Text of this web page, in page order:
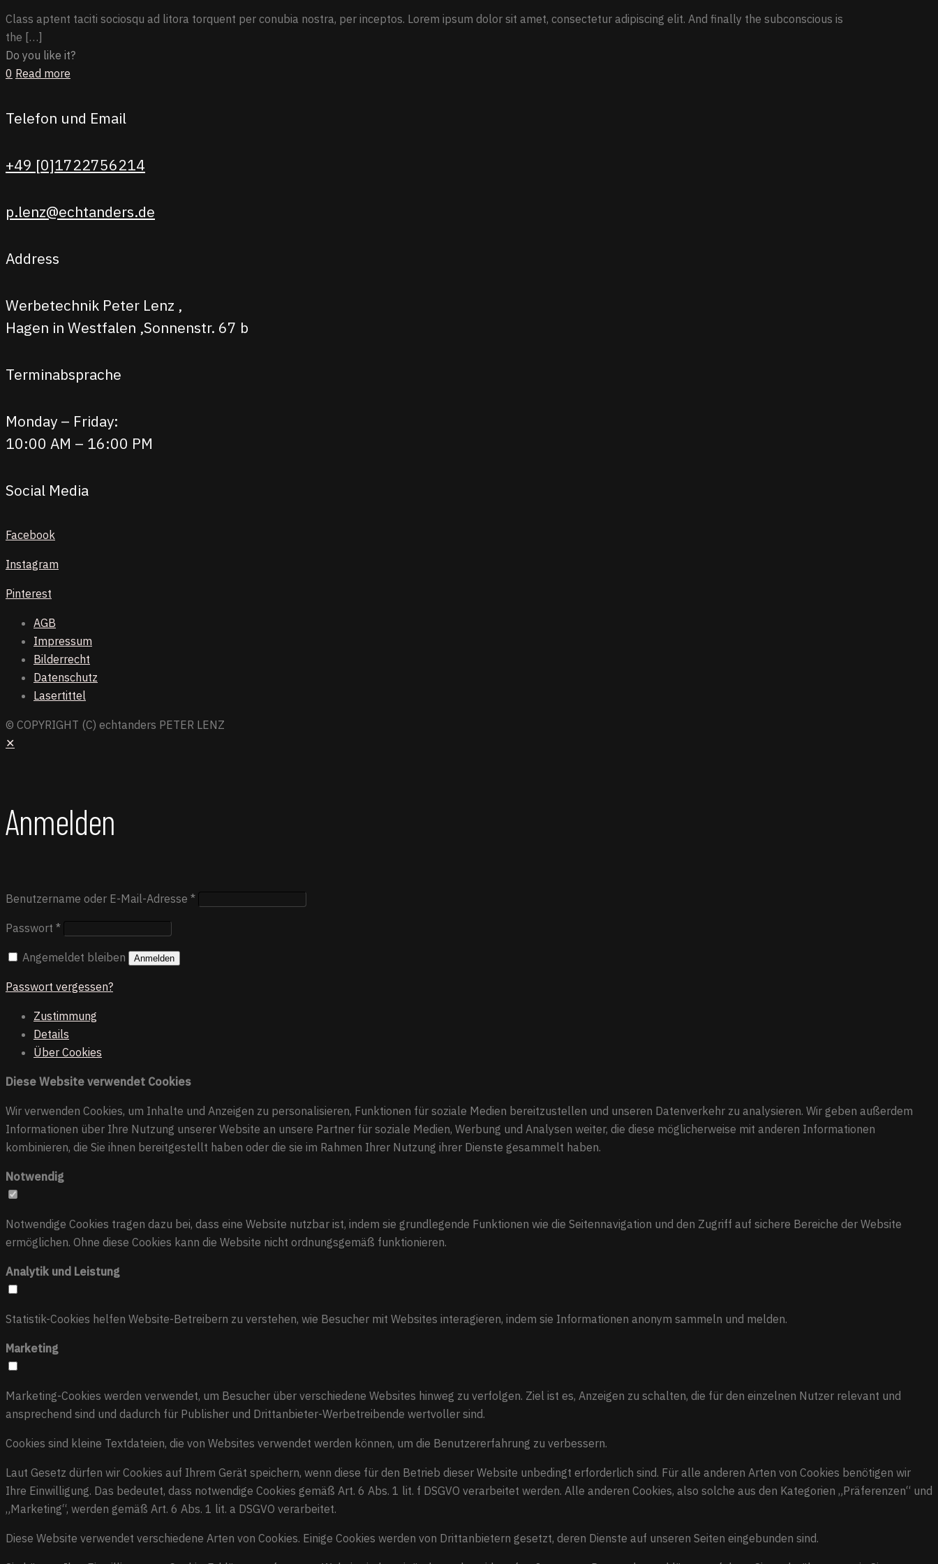
Class aptent taciti sociosqu ad litora torquent per conubia nostra, per inceptos. Lorem ipsum dolor sit amet, consectetur adipiscing elit. And finally the subconscious is
the […]
Do you like it?
0 Read more
Telefon und Email
+49 [0]1722756214
p.lenz@echtanders.de
Address
Werbetechnik Peter Lenz ,
Hagen in Westfalen ,Sonnenstr. 67 b
Terminabsprache
Monday – Friday:
10:00 AM – 16:00 PM
Social Media
Facebook
Instagram
Pinterest
AGB
Impressum
Bilderrecht
Datenschutz
Lasertittel
© COPYRIGHT (C) echtanders PETER LENZ
✕
Anmelden
Benutzername oder E-Mail-Adresse *
Passwort *
Angemeldet bleiben Anmelden
Passwort vergessen?
Zustimmung
Details
Über Cookies
Diese Website verwendet Cookies
Wir verwenden Cookies, um Inhalte und Anzeigen zu personalisieren, Funktionen für soziale Medien bereitzustellen und unseren Datenverkehr zu analysieren. Wir geben außerdem
Informationen über Ihre Nutzung unserer Website an unsere Partner für soziale Medien, Werbung und Analysen weiter, die diese möglicherweise mit anderen Informationen
kombinieren, die Sie ihnen bereitgestellt haben oder die sie im Rahmen Ihrer Nutzung ihrer Dienste gesammelt haben.
Notwendig
Notwendige Cookies tragen dazu bei, dass eine Website nutzbar ist, indem sie grundlegende Funktionen wie die Seitennavigation und den Zugriff auf sichere Bereiche der Website
ermöglichen. Ohne diese Cookies kann die Website nicht ordnungsgemäß funktionieren.
Analytik und Leistung
Statistik-Cookies helfen Website-Betreibern zu verstehen, wie Besucher mit Websites interagieren, indem sie Informationen anonym sammeln und melden.
Marketing
Marketing-Cookies werden verwendet, um Besucher über verschiedene Websites hinweg zu verfolgen. Ziel ist es, Anzeigen zu schalten, die für den einzelnen Nutzer relevant und
ansprechend sind und dadurch für Publisher und Drittanbieter-Werbetreibende wertvoller sind.
Cookies sind kleine Textdateien, die von Websites verwendet werden können, um die Benutzererfahrung zu verbessern.
Laut Gesetz dürfen wir Cookies auf Ihrem Gerät speichern, wenn diese für den Betrieb dieser Website unbedingt erforderlich sind. Für alle anderen Arten von Cookies benötigen wir
Ihre Einwilligung. Das bedeutet, dass notwendige Cookies gemäß Art. 6 Abs. 1 lit. f DSGVO verarbeitet werden. Alle anderen Cookies, also solche aus den Kategorien „Präferenzen“ und
„Marketing“, werden gemäß Art. 6 Abs. 1 lit. a DSGVO verarbeitet.
Diese Website verwendet verschiedene Arten von Cookies. Einige Cookies werden von Drittanbietern gesetzt, deren Dienste auf unseren Seiten eingebunden sind.